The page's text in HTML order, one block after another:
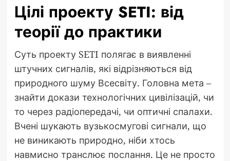
Цілі проекту SETI: від
теорії до практики
Суть проекту SETI полягає в виявленні
штучних сигналів, які відрізняються від
природного шуму Всесвіту. Головна мета –
знайти докази технологічних цивілізацій, чи
то через радіопередачі, чи оптичні спалахи.
Вчені шукають вузькосмугові сигнали, що
не виникають природно, ніби хтось
навмисно транслює послання. Це не просто